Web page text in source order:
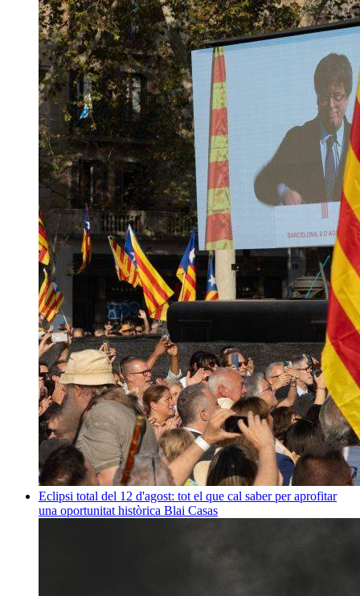
Eclipsi total del 12 d'agost: tot el que cal saber per aprofitar
una oportunitat històrica Blai Casas